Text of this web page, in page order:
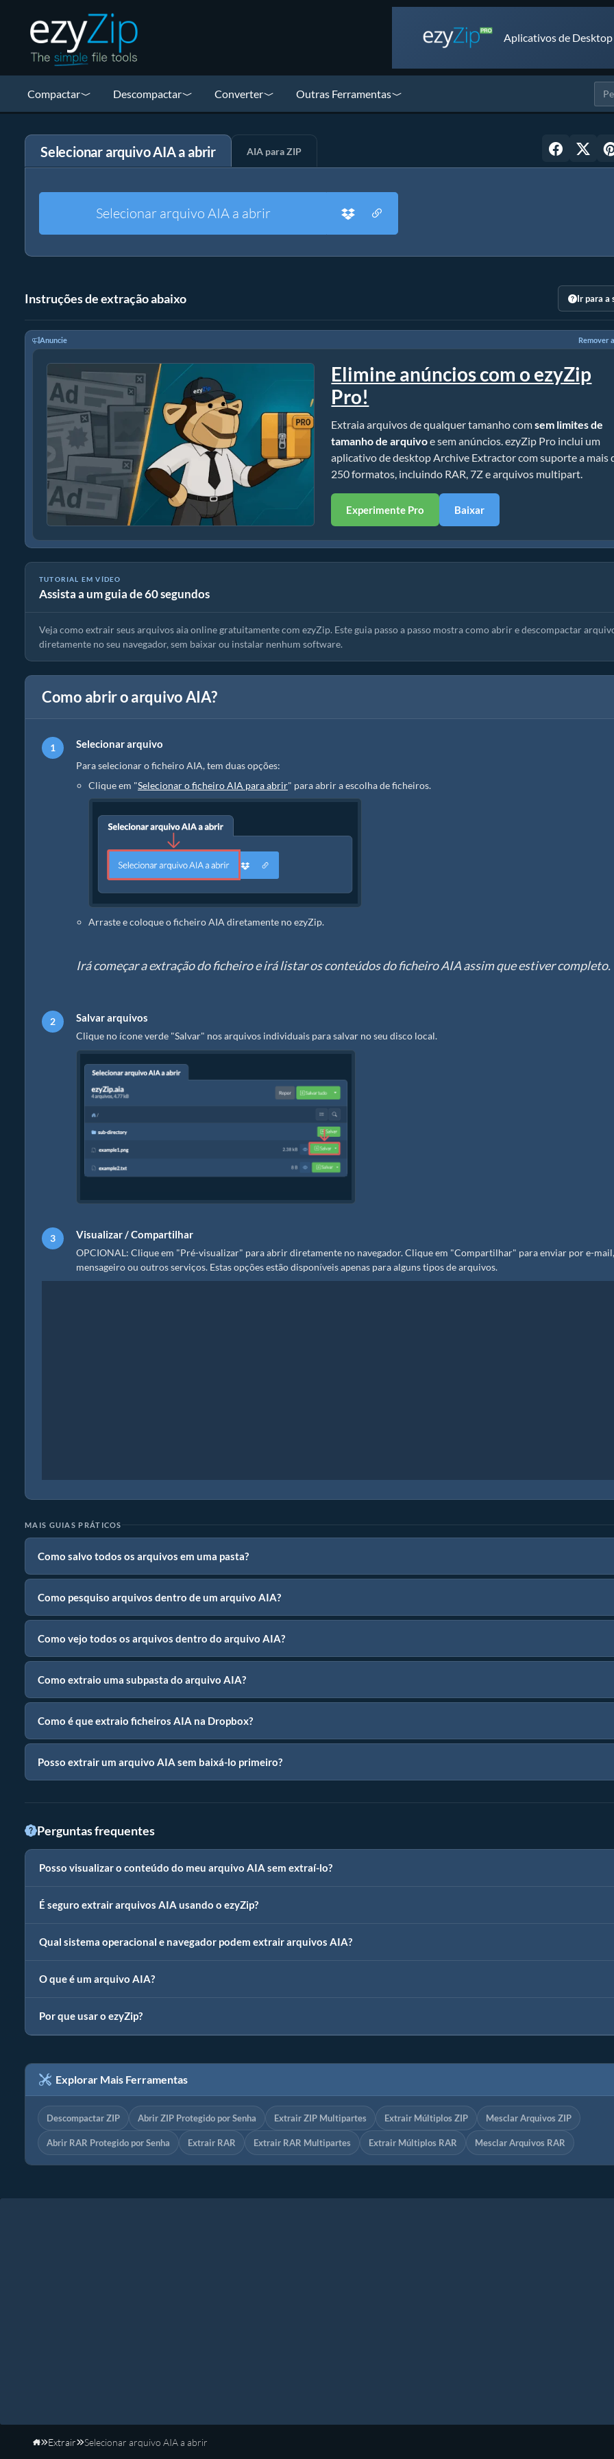
Aplicativos de
Compactar Descompactar Converter Outras Ferramentas
Selecionar arquivo AIA a abrir AIA para ZIP
Selecionar arquivo AIA a abrir
Instruções de extração abaixo Ir para a
Anuncie Remover
Elimine anúncios com o ezyZip
Pro!
Extraia arquivos de qualquer tamanho comsem limites de
tamanho de arquivoe sem anúncios. ezyZip Pro inclui um
aplicativo de desktop Archive Extractor com suporte a mais
250 formatos, incluindo RAR, 7Z e arquivos multipart.
Experimente Pro Baixar
TUTORIAL EM VÍDEO
Assista a um guia de 60 segundos
Como extrair arquivos aia online com ezyZip (grátis, sem instalação)
Veja como extrair seus arquivos aia online gratuitamente com ezyZip. Este guia passo a passo mostra como abrir e descompactar
diretamente no seu navegador, sem baixar ou instalar nenhum software.
Como abrir o arquivo AIA?
Selecionar arquivo
Para selecionar o ficheiro AIA, tem duas opções:
Clique em "Selecionar o ficheiro AIA para abrir" para abrir a escolha de ficheiros.
Arraste e coloque o ficheiro AIA diretamente no ezyZip.
Irá começar a extração do ficheiro e irá listar os conteúdos do ficheiro AIA assim que estiver completo.
Salvar arquivos
Clique no ícone verde "Salvar" nos arquivos individuais para salvar no seu disco local.
Visualizar / Compartilhar
OPCIONAL: Clique em "Pré-visualizar" para abrir diretamente no navegador. Clique em "Compartilhar" para enviar por e-mail,
mensageiro ou outros serviços. Estas opções estão disponíveis apenas para alguns tipos de arquivos.
MAIS GUIAS PRÁTICOS
Como salvo todos os arquivos em uma pasta?
Como pesquiso arquivos dentro de um arquivo AIA?
Como vejo todos os arquivos dentro do arquivo AIA?
Como extraio uma subpasta do arquivo AIA?
Como é que extraio ficheiros AIA na Dropbox?
Posso extrair um arquivo AIA sem baixá-lo primeiro?
Perguntas frequentes
Posso visualizar o conteúdo do meu arquivo AIA sem extraí-lo?
É seguro extrair arquivos AIA usando o ezyZip?
Qual sistema operacional e navegador podem extrair arquivos AIA?
O que é um arquivo AIA?
Por que usar o ezyZip?
Explorar Mais Ferramentas
Descompactar ZIP Abrir ZIP Protegido por Senha Extrair ZIP Multipartes Extrair Múltiplos ZIP Mesclar Arquivos ZIP
Abrir RAR Protegido por Senha Extrair RAR Extrair RAR Multipartes Extrair Múltiplos RAR Mesclar Arquivos RAR
Início
Extrair Selecionar arquivo AIA a abrir